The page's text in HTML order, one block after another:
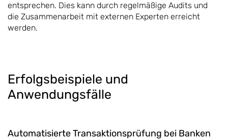
entsprechen. Dies kann durch regelmäßige Audits und
die Zusammenarbeit mit externen Experten erreicht
werden.
Erfolgsbeispiele und
Anwendungsfälle
Automatisierte Transaktionsprüfung bei Banken